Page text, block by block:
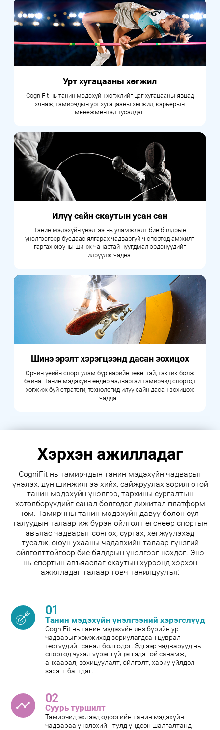
Урт хугацааны хөгжил
CogniFit нь танин мэдэхүйн хөгжлийг цаг хугацааны явцад
хянаж, тамирчдын урт хугацааны хөгжил, карьерын
менежментэд тусалдаг.
Илүү сайн скаутын усан сан
Танин мэдэхүйн үнэлгээ нь уламжлалт бие бялдрын
үнэлгээгээр бусдаас ялгарах чадваргүй ч спортод амжилт
гаргах оюуны шинж чанартай нуугдмал эрдэнүүдийг
илрүүлж чадна.
Шинэ эрэлт хэрэгцээнд дасан зохицох
Орчин үеийн спорт улам бүр нарийн төвөгтэй, тактик болж
байна. Танин мэдэхүйн өндөр чадвартай тамирчид спортод
хөгжиж буй стратеги, технологид илүү сайн дасан зохицож
чаддаг.
Хэрхэн ажилладаг
CogniFit нь тамирчдын танин мэдэхүйн чадварыг
үнэлэх, дүн шинжилгээ хийх, сайжруулах зорилготой
танин мэдэхүйн үнэлгээ, тархины сургалтын
хөтөлбөрүүдийг санал болгодог дижитал платформ
юм. Тамирчны танин мэдэхүйн давуу болон сул
талуудын талаар иж бүрэн ойлголт өгснөөр спортын
авъяас чадварыг сонгох, сургах, хөгжүүлэхэд
тусалж, оюун ухааны чадавхийн талаар гүнзгий
ойлголттойгоор бие бялдрын үнэлгээг нөхдөг. Энэ
нь спортын авъяаслаг скаутын хүрээнд хэрхэн
ажилладаг талаар товч танилцуулъя:
01
Танин мэдэхүйн үнэлгээний хэрэгслүүд
CogniFit нь танин мэдэхүйн янз бүрийн ур
чадварыг хэмжихэд зориулагдсан цуврал
тестүүдийг санал болгодог. Эдгээр чадварууд нь
спортод чухал үүрэг гүйцэтгэдэг ой санамж,
анхаарал, зохицуулалт, ойлголт, хариу үйлдэл
зэрэгт багтдаг.
02
Суурь туршилт
Тамирчид эхлээд одоогийн танин мэдэхүйн
чадвараа үнэлэхийн тулд үндсэн шалгалтанд